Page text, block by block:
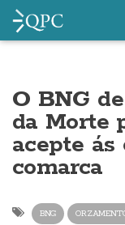
O BNG
da Morte
acepte
comarca
BNG